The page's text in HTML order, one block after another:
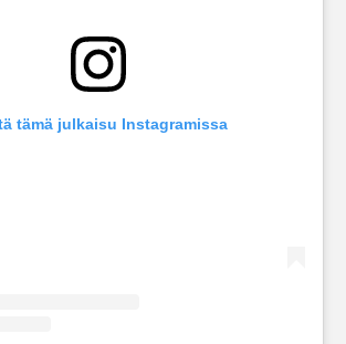
tämä julkaisu Instagramissa